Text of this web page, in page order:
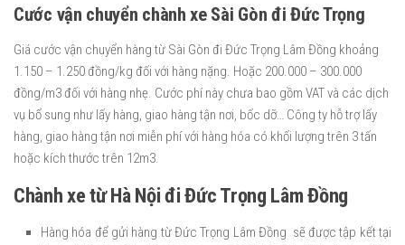
Cước vận chuyển chành xe Sài Gòn đi Đức Trọng
Giá cước vận chuyển hàng từ Sài Gòn đi Đức Trọng Lâm Đồng khoảng
1.150 – 1.250 đồng/kg đối với hàng nặng. Hoặc 200.000 – 300.000
đồng/m3 đối với hàng nhẹ. Cước phí này chưa bao gồm VAT và các dịch
vụ bổ sung như lấy hàng, giao hàng tận nơi, bốc dỡ… Công ty hỗ trợ lấy
hàng, giao hàng tận nơi miễn phí với hàng hóa có khối lượng trên 3 tấn
hoặc kích thước trên 12m3.
Chành xe từ Hà Nội đi Đức Trọng Lâm Đồng
Hàng hóa để gửi hàng từ Đức Trọng Lâm Đồng sẽ được tập kết tại